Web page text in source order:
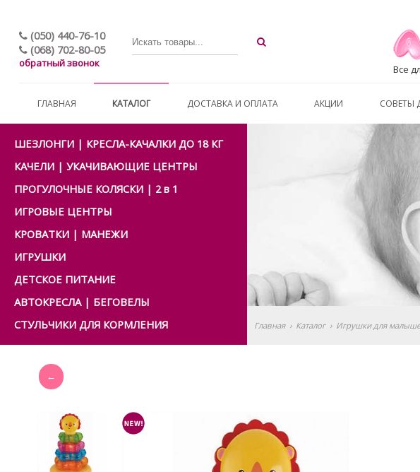
(050) 440-76-10
(068) 702-80-05
обратный звонок Все
ГЛАВНАЯ КАТАЛОГ ДОСТАВКА И ОПЛАТА АКЦИИ СОВЕТЫ
ШЕЗЛОНГИ | КРЕСЛА-КАЧАЛКИ ДО 18 КГ
КАЧЕЛИ | УКАЧИВАЮЩИЕ ЦЕНТРЫ
ПРОГУЛОЧНЫЕ КОЛЯСКИ | 2 в 1
ИГРОВЫЕ ЦЕНТРЫ
КРОВАТКИ | МАНЕЖИ
ИГРУШКИ
ДЕТСКОЕ ПИТАНИЕ
АВТОКРЕСЛА | БЕГОВЕЛЫ
СТУЛЬЧИКИ ДЛЯ КОРМЛЕНИЯ
Главная › Каталог › Игрушки для